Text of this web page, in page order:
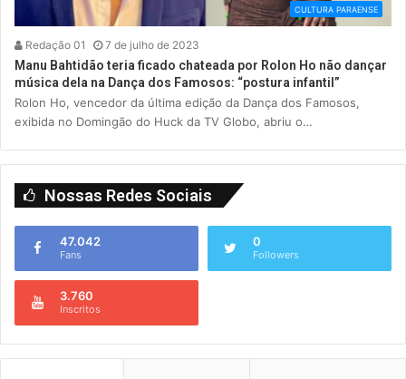
CULTURA PARAENSE
Redação 01 7 de julho de 2023
Manu Bahtidão teria ficado chateada por Rolon Ho não dançar
música dela na Dança dos Famosos: “postura infantil”
Rolon Ho, vencedor da última edição da Dança dos Famosos,
exibida no Domingão do Huck da TV Globo, abriu o…
Nossas Redes Sociais
47.042
Fans
0
Followers
3.760
Inscritos